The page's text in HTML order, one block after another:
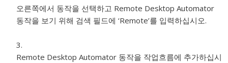
오른쪽에서 동작을 선택하고 Remote Desktop Automator
동작을 보기 위해 검색 필드에 ‘Remote’를 입력하십시오.
Remote Desktop Automator 동작을 작업흐름에 추가하십시